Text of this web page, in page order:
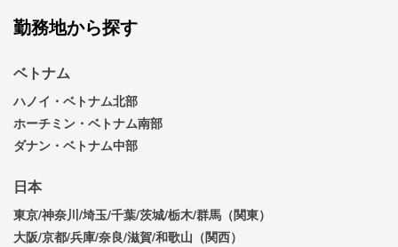
勤務地から探す
ベトナム
ハノイ・ベトナム北部
ホーチミン・ベトナム南部
ダナン・ベトナム中部
日本
東京/神奈川/埼玉/千葉/茨城/栃木/群馬（関東）
大阪/京都/兵庫/奈良/滋賀/和歌山（関西）